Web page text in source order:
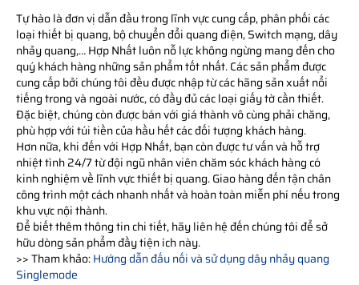
Tự hào là đơn vị dẫn đầu trong lĩnh vực cung cấp, phân phối các
loại thiết bị quang, bộ chuyển đổi quang điện, Switch mạng, dây
nhảy quang,… Hợp Nhất luôn nỗ lực không ngừng mang đến cho
quý khách hàng những sản phẩm tốt nhất. Các sản phẩm được
cung cấp bởi chúng tôi đều được nhập từ các hãng sản xuất nổi
tiếng trong và ngoài nước, có đầy đủ các loại giấy tờ cần thiết.
Đặc biệt, chúng còn được bán với giá thành vô cùng phải chăng,
phù hợp với túi tiền của hầu hết các đối tượng khách hàng.
Hơn nữa, khi đến với Hợp Nhất, bạn còn được tư vấn và hỗ trợ
nhiệt tình 24/7 từ đội ngũ nhân viên chăm sóc khách hàng có
kinh nghiệm về lĩnh vực thiết bị quang. Giao hàng đến tận chân
công trình một cách nhanh nhất và hoàn toàn miễn phí nếu trong
khu vực nội thành.
Để biết thêm thông tin chi tiết, hãy liên hệ đến chúng tôi để sở
hữu dòng sản phẩm đầy tiện ích này.
>> Tham khảo:Hướng dẫn đấu nối và sử dụng dây nhảy quang
Singlemode